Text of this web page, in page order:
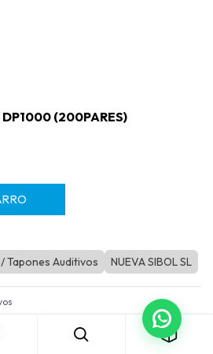
DP1000 (200PARES)
Tapones Auditivos NUEVA SIBOL SL
30 días